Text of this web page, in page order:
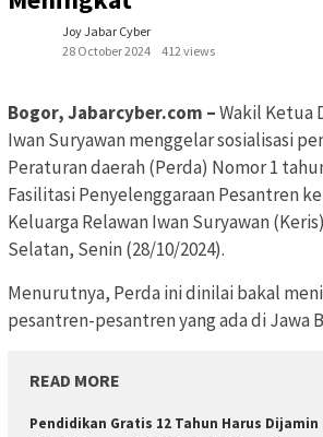
Joy Jabar Cyber
28 October 2024
412 views
Bogor, Jabarcyber.com –Wakil Ketua
Iwan Suryawan menggelar sosialisasi
Peraturan daerah (Perda) Nomor 1
Fasilitasi Penyelenggaraan Pesantren
Keluarga Relawan Iwan Suryawan
Selatan, Senin (28/10/2024).
Menurutnya, Perda ini dinilai bakal
pesantren-pesantren yang ada di Jawa
READ MORE
Pendidikan Gratis 12 Tahun Harus Dijamin